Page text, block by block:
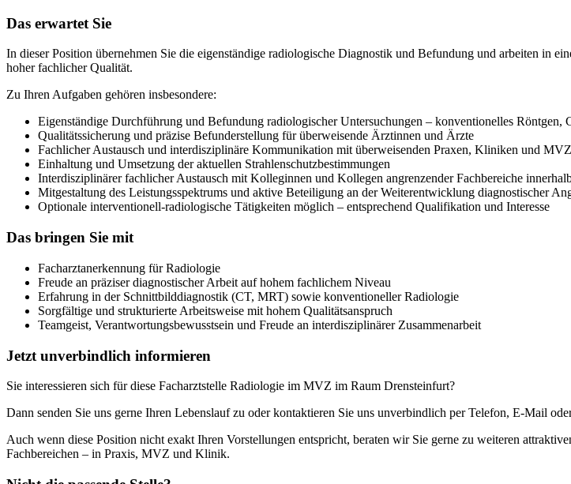
Das erwartet Sie
In dieser Position übernehmen Sie die eigenständige radiologische Diagnostik und Befundung und arbeiten in
hoher fachlicher Qualität.
Zu Ihren Aufgaben gehören insbesondere:
Eigenständige Durchführung und Befundung radiologischer Untersuchungen – konventionelles Röntgen,
Qualitätssicherung und präzise Befunderstellung für überweisende Ärztinnen und Ärzte
Fachlicher Austausch und interdisziplinäre Kommunikation mit überweisenden Praxen, Kliniken und
Einhaltung und Umsetzung der aktuellen Strahlenschutzbestimmungen
Interdisziplinärer fachlicher Austausch mit Kolleginnen und Kollegen angrenzender Fachbereiche
Mitgestaltung des Leistungsspektrums und aktive Beteiligung an der Weiterentwicklung diagnostischer
Optionale interventionell-radiologische Tätigkeiten möglich – entsprechend Qualifikation und Interesse
Das bringen Sie mit
Facharztanerkennung für Radiologie
Freude an präziser diagnostischer Arbeit auf hohem fachlichem Niveau
Erfahrung in der Schnittbilddiagnostik (CT, MRT) sowie konventioneller Radiologie
Sorgfältige und strukturierte Arbeitsweise mit hohem Qualitätsanspruch
Teamgeist, Verantwortungsbewusstsein und Freude an interdisziplinärer Zusammenarbeit
Jetzt unverbindlich informieren
Sie interessieren sich für diese Facharztstelle Radiologie im MVZ im Raum Drensteinfurt?
Dann senden Sie uns gerne Ihren Lebenslauf zu oder kontaktieren Sie uns unverbindlich per Telefon, E-Mail
Auch wenn diese Position nicht exakt Ihren Vorstellungen entspricht, beraten wir Sie gerne zu weiteren
Fachbereichen – in Praxis, MVZ und Klinik.